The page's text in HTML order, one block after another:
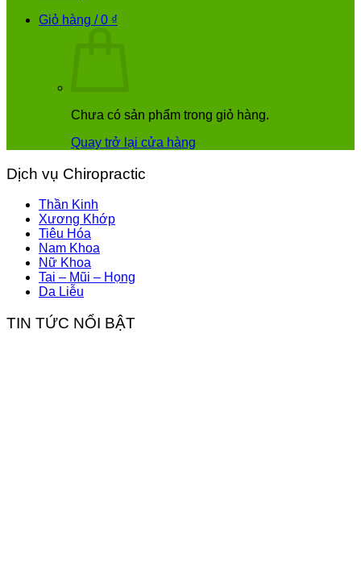
Giỏ hàng /0 ₫
Chưa có sản phẩm trong giỏ hàng.
Quay trở lại cửa hàng
Dịch vụ Chiropractic
Thần Kinh
Xương Khớp
Tiêu Hóa
Nam Khoa
Nữ Khoa
Tai – Mũi – Họng
Da Liễu
TIN TỨC NỔI BẬT